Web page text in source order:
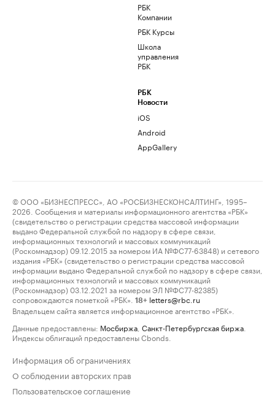
РБК
Компании
РБК Курсы
Школа
управления
РБК
РБК
Новости
iOS
Android
AppGallery
© ООО «БИЗНЕСПРЕСС», АО «РОСБИЗНЕСКОНСАЛТИНГ», 1995–
2026. Сообщения и материалы информационного агентства «РБК»
(свидетельство о регистрации средства массовой информации
выдано Федеральной службой по надзору в сфере связи,
информационных технологий и массовых коммуникаций
(Роскомнадзор) 09.12.2015 за номером ИА №ФС77-63848) и сетевого
издания «РБК» (свидетельство о регистрации средства массовой
информации выдано Федеральной службой по надзору в сфере связи,
информационных технологий и массовых коммуникаций
(Роскомнадзор) 03.12.2021 за номером ЭЛ №ФС77-82385)
сопровождаются пометкой «РБК».
18+ letters@rbc.ru
Владельцем сайта является информационное агентство «РБК».
Данные предоставлены: Мосбиржа Санкт-Петербургская биржа
Индексы облигаций предоставлены Cbonds.
Информация об ограничениях
О соблюдении авторских прав
Пользовательское соглашение